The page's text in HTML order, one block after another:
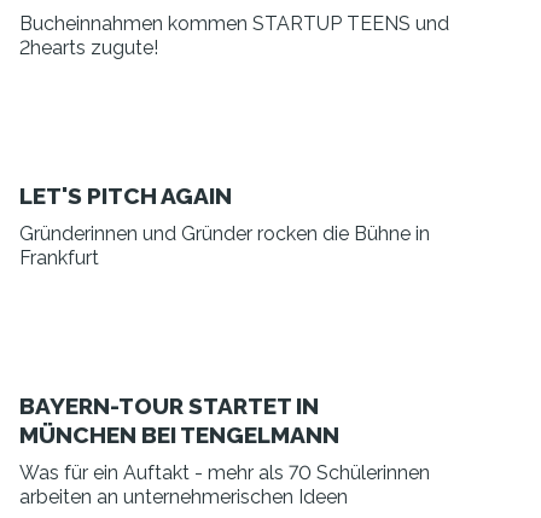
Bucheinnahmen kommen STARTUP TEENS und
2hearts zugute!
LET'S PITCH AGAIN
Gründerinnen und Gründer rocken die Bühne in
Frankfurt
BAYERN-TOUR STARTET IN
MÜNCHEN BEI TENGELMANN
Was für ein Auftakt - mehr als 70 Schülerinnen
arbeiten an unternehmerischen Ideen